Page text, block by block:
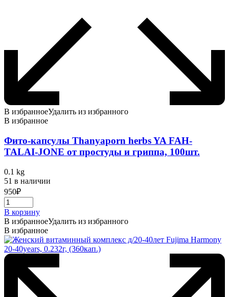
В избранноеУдалить из избранного
В избранное
Фито-капсулы Thanyaporn herbs YA FAH-
TALAI-JONE от простуды и гриппа, 100шт.
0.1 kg
51 в наличии
950₽
В корзину
В избранноеУдалить из избранного
В избранное